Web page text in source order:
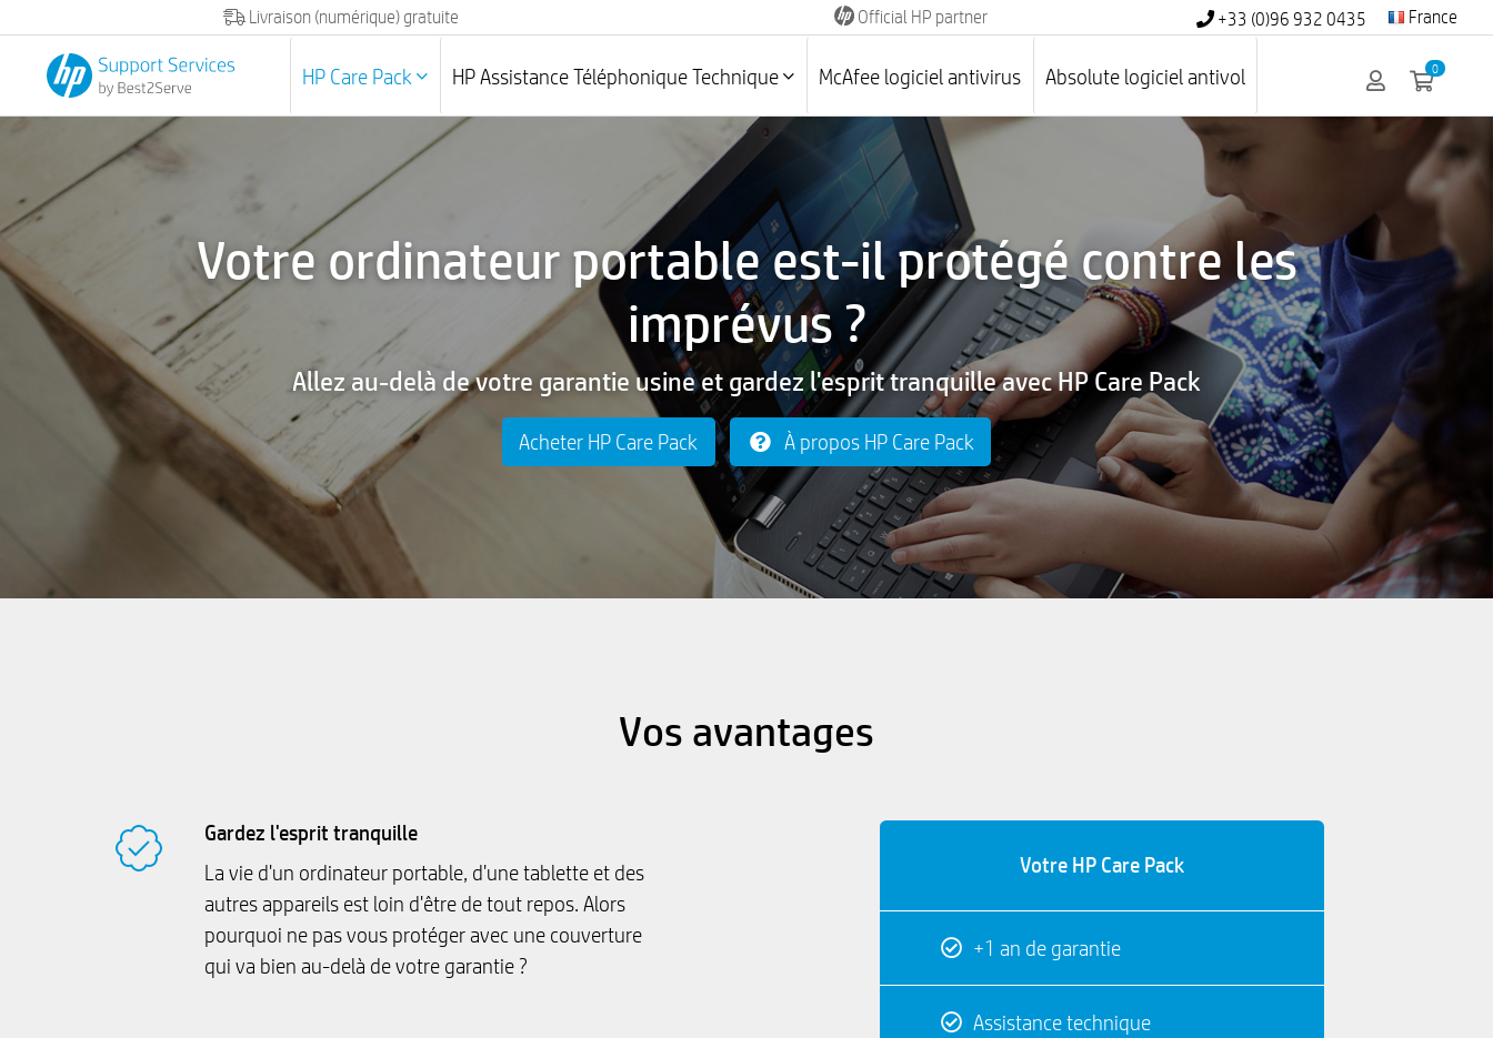
Livraison (numérique) gratuite Official HP partner +33 (0)96 932 0435 France
HP Care Pack HP Assistance Téléphonique Technique McAfee logiciel antivirus Absolute logiciel antivol 0
Votre ordinateur portable est-il protégé contre les
imprévus ?
Allez au-delà de votre garantie usine et gardez l'esprit tranquille avec HP Care Pack
Acheter HP Care Pack À propos HP Care Pack
Vos avantages
Gardez l'esprit tranquille
La vie d'un ordinateur portable, d'une tablette et des
autres appareils est loin d'être de tout repos. Alors
pourquoi ne pas vous protéger avec une couverture
qui va bien au-delà de votre garantie ?
Votre HP Care Pack
+1 an de garantie
Assistance technique